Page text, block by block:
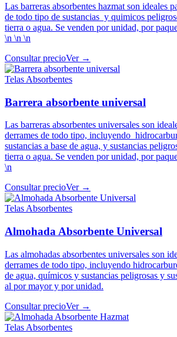
Las barreras absorbentes hazmat son ideales
de todo tipo de sustancias y quimicos
tierra o agua. Se venden por unidad, por
\n \n \n
Consultar precioVer →
Telas Absorbentes
Barrera absorbente universal
Las barreras absorbentes universales son
derrames de todo tipo, incluyendo
sustancias a base de agua, y sustancias
tierra o agua. Se venden por unidad, por
\n
Consultar precioVer →
Telas Absorbentes
Almohada Absorbente Universal
Las almohadas absorbentes universales son
derrames de todo tipo, incluyendo
de agua, químicos y sustancias peligrosas y
al por mayor y por unidad.
Consultar precioVer →
Telas Absorbentes